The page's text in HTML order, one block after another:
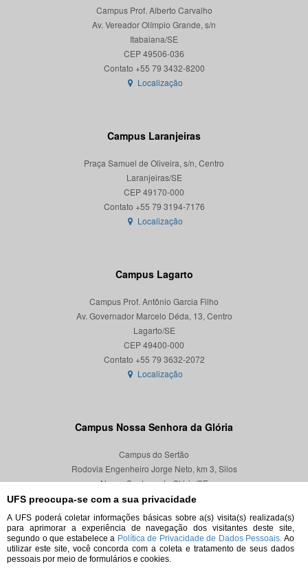
UFS preocupa-se com a sua privacidade
A UFS poderá coletar informações básicas sobre a(s) visita(s) realizada(s)
para aprimorar a experiência de navegação dos visitantes deste site,
segundo o que estabelece a Política de Privacidade de Dados Pessoais. Ao
utilizar este site, você concorda com a coleta e tratamento de seus dados
pessoais por meio de formulários e cookies.
Campus Prof. Alberto Carvalho
Av. Vereador Olímpio Grande, s/n
Itabaiana/SE
CEP 49506-036
Localização
Campus Laranjeiras
Praça Samuel de Oliveira, s/n, Centro
Laranjeiras/SE
CEP 49170-000
Localização
Campus Lagarto
Campus Prof. Antônio Garcia Filho
Av. Governador Marcelo Déda, 13, Centro
Lagarto/SE
CEP 49400-000
Localização
Campus Nossa Senhora da Glória
Campus do Sertão
Rodovia Engenheiro Jorge Neto, km 3, Silos
Nossa Senhora da Glória/SE
CEP 49680-000
Localização